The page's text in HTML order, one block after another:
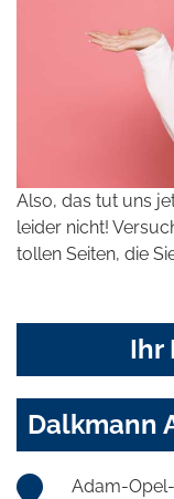
Also, das tut uns
leider nicht!
tollen Seiten, die
Ihr
Dalkmann
Adam-Opel-